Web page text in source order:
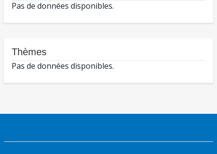
Pas de données disponibles.
Thèmes
Pas de données disponibles.